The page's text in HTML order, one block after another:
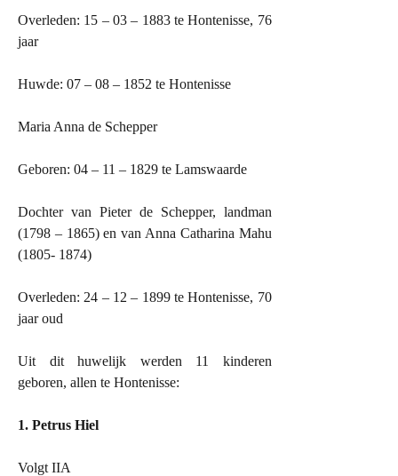
Overleden: 15 – 03 – 1883 te Hontenisse, 76
jaar
Huwde: 07 – 08 – 1852 te Hontenisse
Maria Anna de Schepper
Geboren: 04 – 11 – 1829 te Lamswaarde
Dochter van Pieter de Schepper, landman
(1798 – 1865) en van Anna Catharina Mahu
(1805- 1874)
Overleden: 24 – 12 – 1899 te Hontenisse, 70
jaar oud
Uit dit huwelijk werden 11 kinderen
geboren, allen te Hontenisse:
1. Petrus Hiel
Volgt IIA